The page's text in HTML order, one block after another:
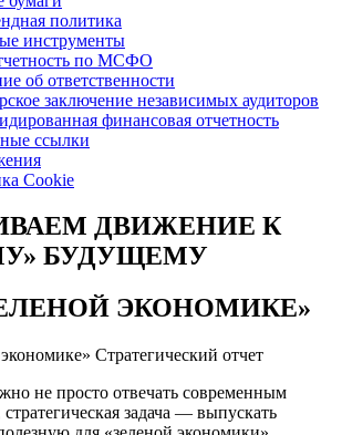
политика
инструменты
по МСФО
об ответственности
заключение независимых аудиторов
финансовая отчетность
ссылки
Cookie
ДВИЖЕНИЕ К
БУДУЩЕМУ
ЭКОНОМИКЕ»
Стратегический отчет
не просто отвечать современным
задача — выпускать